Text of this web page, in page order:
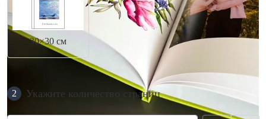
30×30 см
2 Укажите количество страниц